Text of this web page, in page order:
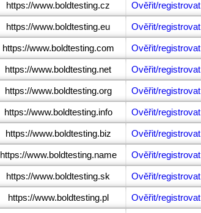
https://www.boldtesting.cz Ověřit/registrovat
https://www.boldtesting.eu Ověřit/registrovat
https://www.boldtesting.com Ověřit/registrovat
https://www.boldtesting.net Ověřit/registrovat
https://www.boldtesting.org Ověřit/registrovat
https://www.boldtesting.info Ověřit/registrovat
https://www.boldtesting.biz Ověřit/registrovat
https://www.boldtesting.name Ověřit/registrovat
https://www.boldtesting.sk Ověřit/registrovat
https://www.boldtesting.pl Ověřit/registrovat